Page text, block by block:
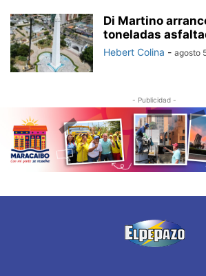
Di Martino
toneladas
Hebert Colina - agosto
- Publicidad -